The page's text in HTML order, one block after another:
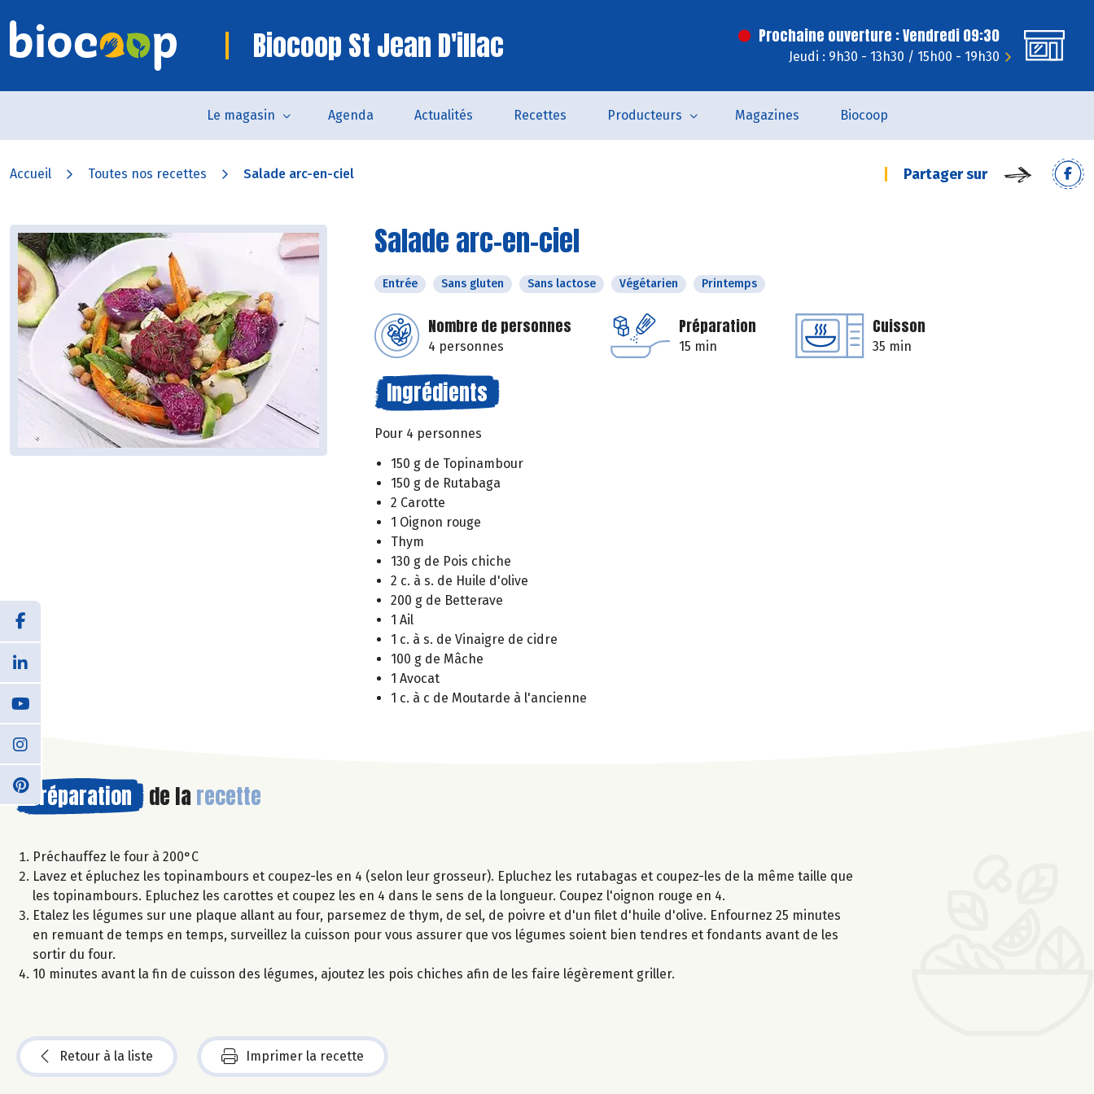
Biocoop St Jean D'illac Prochaine ouverture : Vendredi 09:30
Jeudi : 9h30 - 13h30 / 15h00 - 19h30
Le magasin Agenda Actualités Recettes Producteurs Magazines Biocoop
Accueil Toutes nos recettes Salade arc-en-ciel Partager sur
Salade arc-en-ciel
Entrée Sans gluten Sans lactose Végétarien Printemps
Nombre de personnes
4 personnes
Préparation
15 min
Cuisson
35 min
Ingrédients
Pour 4 personnes
150 g de Topinambour
150 g de Rutabaga
2 Carotte
1 Oignon rouge
Thym
130 g de Pois chiche
2 c. à s. de Huile d'olive
200 g de Betterave
1 Ail
1 c. à s. de Vinaigre de cidre
100 g de Mâche
1 Avocat
1 c. à c de Moutarde à l'ancienne
Préparation de la recette
Préchauffez le four à 200°C
Lavez et épluchez les topinambours et coupez-les en 4 (selon leur grosseur). Epluchez les rutabagas et coupez-les de la même taille que
les topinambours. Epluchez les carottes et coupez les en 4 dans le sens de la longueur. Coupez l'oignon rouge en 4.
Etalez les légumes sur une plaque allant au four, parsemez de thym, de sel, de poivre et d'un filet d'huile d'olive. Enfournez 25 minutes
en remuant de temps en temps, surveillez la cuisson pour vous assurer que vos légumes soient bien tendres et fondants avant de les
sortir du four.
10 minutes avant la fin de cuisson des légumes, ajoutez les pois chiches afin de les faire légèrement griller.
Retour à la liste Imprimer la recette